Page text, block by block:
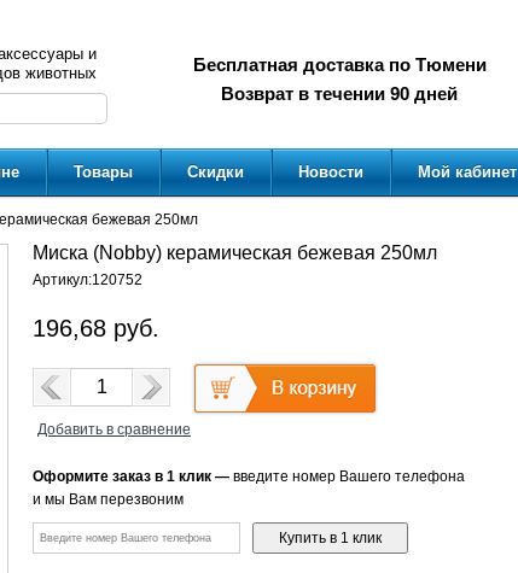
и
животных
Бесплатная доставка по Тюмени
Возврат в течении 90 дней
Товары Скидки Новости Мой кабинет
бежевая 250мл
Миска (Nobby) керамическая бежевая 250мл
Артикул:120752
196,68 руб.
Добавить в сравнение
Оформите заказ в 1 клик — введите номер Вашего телефона
и мы Вам перезвоним